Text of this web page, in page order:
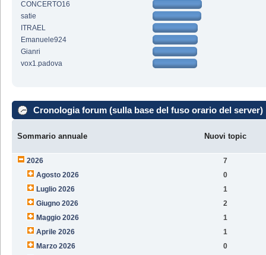
CONCERTO16
satie
ITRAEL
Emanuele924
Gianri
vox1.padova
Cronologia forum (sulla base del fuso orario del server)
Sommario annuale Nuovi topic
2026
7
Agosto 2026
0
Luglio 2026
1
Giugno 2026
2
Maggio 2026
1
Aprile 2026
1
Marzo 2026
0